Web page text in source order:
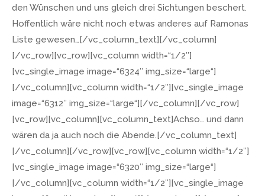
den Wünschen und uns gleich drei Sichtungen beschert.
Hoffentlich wäre nicht noch etwas anderes auf Ramonas
Liste gewesen…[/vc_column_text][/vc_column]
[/vc_row][vc_row][vc_column width=“1/2″]
[vc_single_image image=“6324″ img_size=“large“]
[/vc_column][vc_column width=“1/2″][vc_single_image
image=“6312″ img_size=“large“][/vc_column][/vc_row]
[vc_row][vc_column][vc_column_text]Achso… und dann
wären da ja auch noch die Abende.[/vc_column_text]
[/vc_column][/vc_row][vc_row][vc_column width=“1/2″]
[vc_single_image image=“6320″ img_size=“large“]
[/vc_column][vc_column width=“1/2″][vc_single_image